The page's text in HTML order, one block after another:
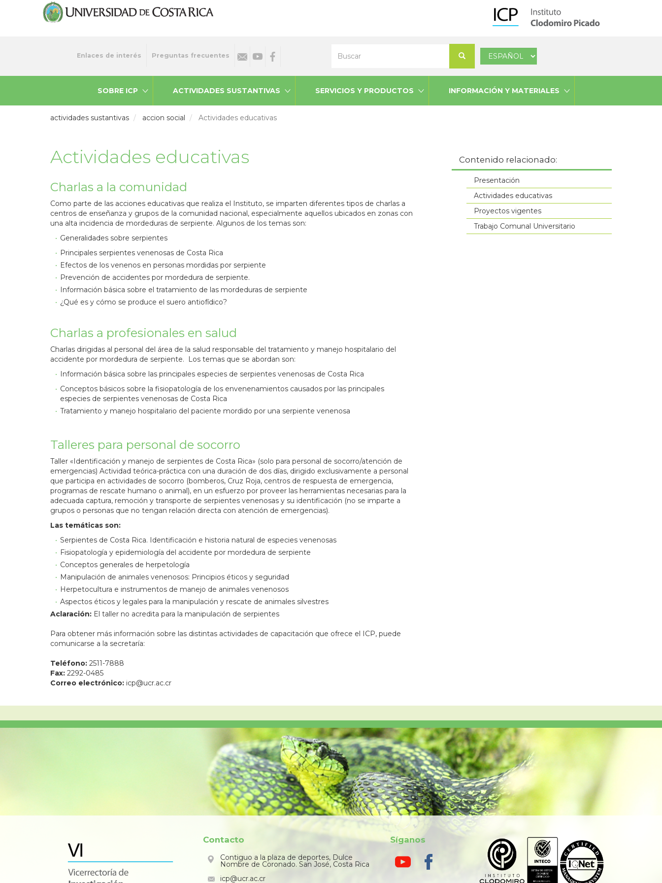
MenuEnlaces de interés Preguntas frecuentes
Buscar
Select
SOBRE ICP ACTIVIDADES SUSTANTIVAS SERVICIOS Y PRODUCTOS INFORMACIÓN Y MATERIALES
actividades sustantivas accion social Actividades educativas
Actividades educativas
Charlas a la comunidad
Como parte de las acciones educativas que realiza el Instituto, se imparten diferentes tipos de charlas a
centros de enseñanza y grupos de la comunidad nacional, especialmente aquellos ubicados en zonas con
una alta incidencia de mordeduras de serpiente. Algunos de los temas son:
Generalidades sobre serpientes
Principales serpientes venenosas de Costa Rica
Efectos de los venenos en personas mordidas por serpiente
Prevención de accidentes por mordedura de serpiente.
Información básica sobre el tratamiento de las mordeduras de serpiente
¿Qué es y cómo se produce el suero antiofídico?
Charlas a profesionales en salud
Charlas dirigidas al personal del área de la salud responsable del tratamiento y manejo hospitalario del
accidente por mordedura de serpiente. Los temas que se abordan son:
Información básica sobre las principales especies de serpientes venenosas de Costa Rica
Conceptos básicos sobre la fisiopatología de los envenenamientos causados por las principales
especies de serpientes venenosas de Costa Rica
Tratamiento y manejo hospitalario del paciente mordido por una serpiente venenosa
Talleres para personal de socorro
Taller «Identificación y manejo de serpientes de Costa Rica» (solo para personal de socorro/atención de
emergencias) Actividad teórica-práctica con una duración de dos días, dirigido exclusivamente a personal
que participa en actividades de socorro (bomberos, Cruz Roja, centros de respuesta de emergencia,
programas de rescate humano o animal), en un esfuerzo por proveer las herramientas necesarias para la
adecuada captura, remoción y transporte de serpientes venenosas y su identificación (no se imparte a
grupos o personas que no tengan relación directa con atención de emergencias).
Las temáticas son:
Serpientes de Costa Rica. Identificación e historia natural de especies venenosas
Fisiopatología y epidemiología del accidente por mordedura de serpiente
Conceptos generales de herpetología
Manipulación de animales venenosos: Principios éticos y seguridad
Herpetocultura e instrumentos de manejo de animales venenosos
Aspectos éticos y legales para la manipulación y rescate de animales silvestres
Aclaración: El taller no acredita para la manipulación de serpientes
Para obtener más información sobre las distintas actividades de capacitación que ofrece el ICP, puede
comunicarse a la secretaría:
Teléfono: 2511-7888
Fax: 2292-0485
Correo electrónico: icp@ucr.ac.cr
Contenido relacionado:
Presentación
Actividades educativas
Proyectos vigentes
Trabajo Comunal Universitario
Contacto
Contiguo a la plaza de deportes, Dulce
Nombre de Coronado. San José, Costa Rica
icp@ucr.ac.cr
Síganos